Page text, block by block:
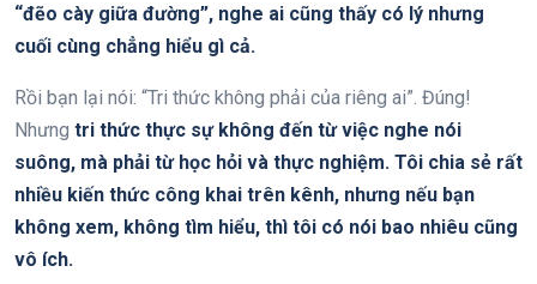
“đẽo cày giữa đường”, nghe ai cũng thấy có lý nhưng
cuối cùng chẳng hiểu gì cả.
Rồi bạn lại nói: “Tri thức không phải của riêng ai”. Đúng!
Nhưng tri thức thực sự không đến từ việc nghe nói
suông, mà phải từ học hỏi và thực nghiệm. Tôi chia sẻ rất
nhiều kiến thức công khai trên kênh, nhưng nếu bạn
không xem, không tìm hiểu, thì tôi có nói bao nhiêu cũng
vô ích.